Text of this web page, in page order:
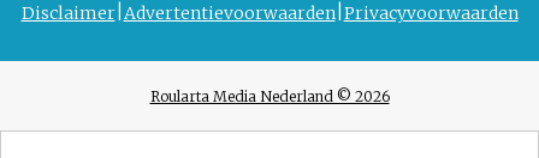
Disclaimer Advertentievoorwaarden Privacyvoorwaarden
Roularta Media Nederland © 2026